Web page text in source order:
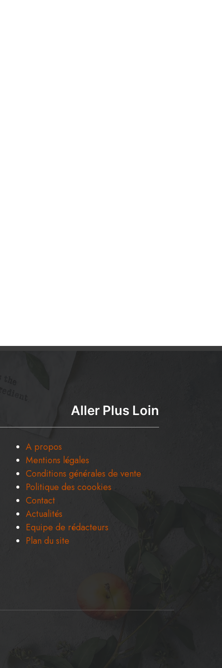
Aller Plus Loin
A propos
Mentions légales
Conditions générales de vente
Politique des coookies
Contact
Actualités
Equipe de rédacteurs
Plan du site